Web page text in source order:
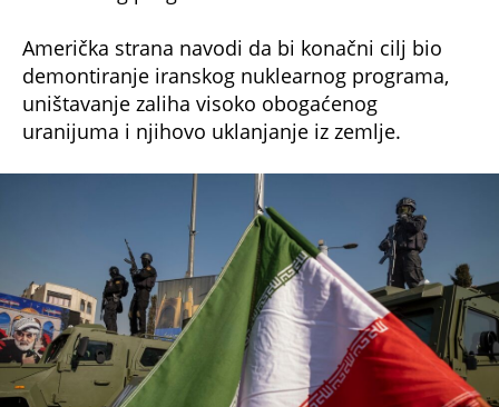
Američka strana navodi da bi konačni cilj bio
demontiranje iranskog nuklearnog programa,
uništavanje zaliha visoko obogaćenog
uranijuma i njihovo uklanjanje iz zemlje.